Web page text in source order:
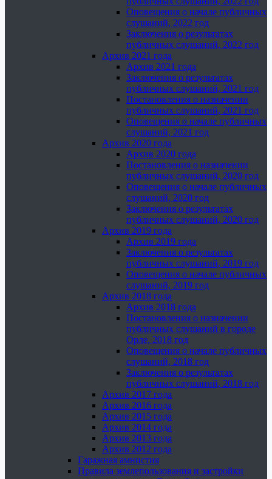
Оповещения о начале публичных
слушаний, 2022 год
Заключения о результатах
публичных слушаний, 2022 год
Архив 2021 года
Архив 2021 года
Заключения о результатах
публичных слушаний, 2021 год
Постановления о назначении
публичных слушаний, 2021 год
Оповещения о начале публичных
слушаний, 2021 год
Архив 2020 года
Архив 2020 года
Постановления о назначении
публичных слушаний, 2020 год
Оповещения о начале публичных
слушаний, 2020 год
Заключения о результатах
публичных слушаний, 2020 год
Архив 2019 года
Архив 2019 года
Заключения о результатах
публичных слушаний, 2019 год
Оповещения о начале публичных
слушаний, 2019 год
Архив 2018 года
Архив 2018 года
Постановления о назначении
публичных слушаний в городе
Орле, 2018 год
Оповещения о начале публичных
слушаний, 2018 год
Заключения о результатах
публичных слушаний, 2018 год
Архив 2017 года
Архив 2016 года
Архив 2015 года
Архив 2014 года
Архив 2013 года
Архив 2012 года
Гаражная амнистия
Правила землепользования и застройки